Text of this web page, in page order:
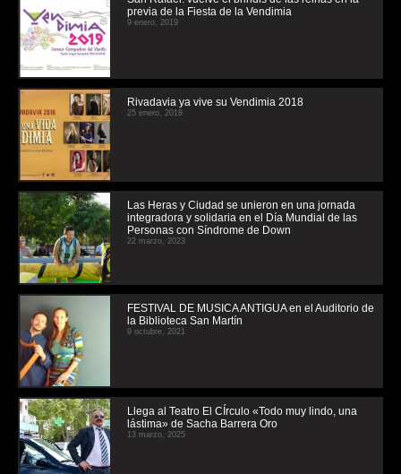
previa de la Fiesta de la Vendimia
9 enero, 2019
Rivadavia ya vive su Vendimia 2018
25 enero, 2018
Las Heras y Ciudad se unieron en una jornada
integradora y solidaria en el Día Mundial de las
Personas con Síndrome de Down
22 marzo, 2023
FESTIVAL DE MUSICA ANTIGUA en el Auditorio de
la Biblioteca San Martín
9 octubre, 2021
Llega al Teatro El CÍrculo «Todo muy lindo, una
lástima» de Sacha Barrera Oro
13 marzo, 2025